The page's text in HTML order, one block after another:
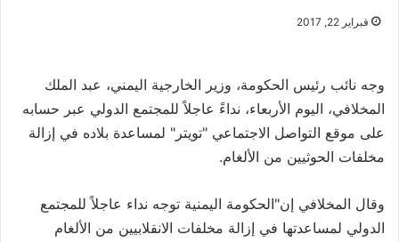
فبراير 22, 2017
وجه نائب رئيس الحكومة، وزير الخارجية اليمني، عبد الملك
المخلافي، اليوم الأربعاء، نداءً عاجلاً للمجتمع الدولي عبر حسابه
على موقع التواصل الاجتماعي "تويتر" لمساعدة بلاده في إزالة
مخلفات الحوثيين من الألغام.
وقال المخلافي إن"الحكومة اليمنية توجه نداء عاجلاً للمجتمع
الدولي لمساعدتها في إزالة مخلفات الانقلابيين من الألغام